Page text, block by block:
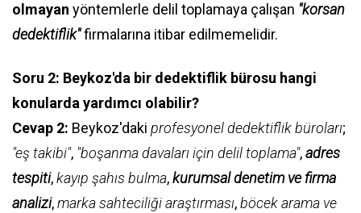
olmayan yöntemlerle delil toplamaya çalışan "korsan
dedektiflik"firmalarına itibar edilmemelidir.
Soru 2: Beykoz'da bir dedektiflik bürosu hangi
konularda yardımcı olabilir?
Cevap 2: Beykoz'daki profesyonel dedektiflik büroları;
"eş takibi", "boşanma davaları için delil toplama",adres
tespiti,kayıp şahıs bulma,kurumsal denetim ve firma
analizi,marka sahteciliği araştırması,böcek arama ve